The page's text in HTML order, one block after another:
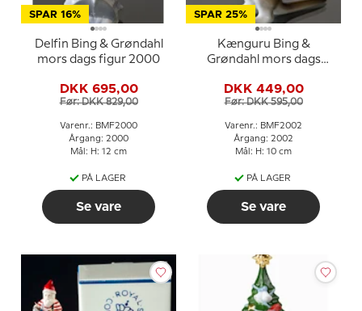
SPAR 16%
Delfin Bing & Grøndahl
mors dags figur 2000
DKK 695,00
Før: DKK 829,00
Varenr.: BMF2000
Årgang: 2000
Mål: H: 12 cm
PÅ LAGER
Se vare
SPAR 25%
Kænguru Bing &
Grøndahl mors dags
DKK 449,00
Før: DKK 595,00
Varenr.: BMF2002
Årgang: 2002
Mål: H: 10 cm
PÅ LAGER
Se vare